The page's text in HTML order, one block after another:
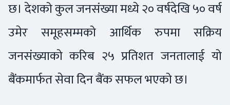
छ। देशको कुल जनसंख्या मध्ये २० वर्षदेखि ५० वर्ष
उमेर समूहसम्मको आर्थिक रुपमा सक्रिय
जनसंख्याको करिब २५ प्रतिशत जनतालाई यो
बैंकमार्फत सेवा दिन बैंक सफल भएको छ।